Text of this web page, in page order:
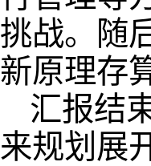
挑战。随
新原理存
汇报结
来规划展